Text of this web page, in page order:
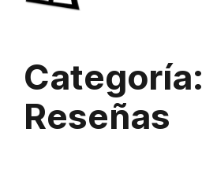
Categoría:
Reseñas